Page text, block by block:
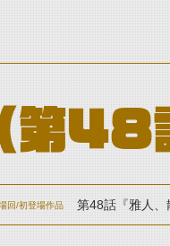
第48
回/初登場作品 第48話『雅人、